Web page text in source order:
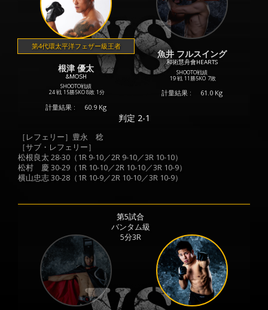
第4代環太平洋フェザー級王者
根津 優太
&MOSH
SHOOTO戦績
24 戦 15勝5KO 8敗 1分
計量結果 : 60.9 Kg
魚井 フルスイング
和術慧舟會HEARTS
SHOOTO戦績
19 戦 11勝5KO 7敗
計量結果 : 61.0 Kg
判定 2-1
［レフェリー］豊永 稔
［サブ・レフェリー］
松根良太 28-30（1R 9-10／2R 9-10／3R 10-10）
松村 慶 30-29（1R 10-10／2R 10-10／3R 10-9）
横山忠志 30-28（1R 10-9／2R 10-10／3R 10-9）
第5試合
バンタム級
5分3R